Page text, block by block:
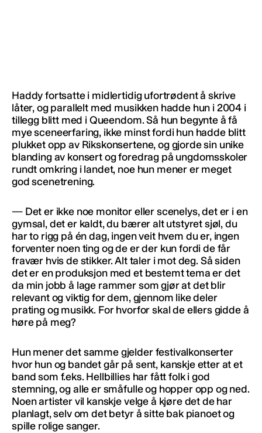
Haddy fortsatte i midlertidig ufortrødent å skrive
låter, og parallelt med musikken hadde hun i 2004 i
tillegg blitt med i Queendom. Så hun begynte å få
mye sceneerfaring, ikke minst fordi hun hadde blitt
plukket opp av Rikskonsertene, og gjorde sin unike
blanding av konsert og foredrag på ungdomsskoler
rundt omkring i landet, noe hun mener er meget
god scenetrening.
— Det er ikke noe monitor eller scenelys, det er i en
gymsal, det er kaldt, du bærer alt utstyret sjøl, du
har to rigg på én dag, ingen veit hvem du er, ingen
forventer noen ting og de er der kun fordi de får
fravær hvis de stikker. Alt taler i mot deg. Så siden
det er en produksjon med et bestemt tema er det
da min jobb å lage rammer som gjør at det blir
relevant og viktig for dem, gjennom like deler
prating og musikk. For hvorfor skal de ellers gidde å
høre på meg?
Hun mener det samme gjelder festivalkonserter
hvor hun og bandet går på sent, kanskje etter at et
band som f.eks. Hellbillies har fått folk i god
stemning, og alle er småfulle og hopper opp og ned.
Noen artister vil kanskje velge å kjøre det de har
planlagt, selv om det betyr å sitte bak pianoet og
spille rolige sanger.